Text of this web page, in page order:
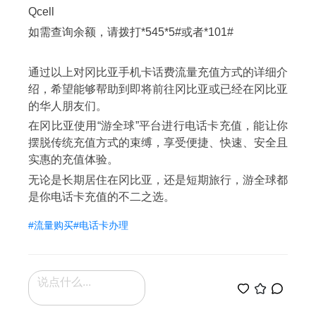
Qcell
如需查询余额，请拨打*545*5#或者*101#
通过以上对冈比亚手机卡话费流量充值方式的详细介
绍，希望能够帮助到即将前往冈比亚或已经在冈比亚
的华人朋友们。
在冈比亚使用“游全球”平台进行电话卡充值，能让你
摆脱传统充值方式的束缚，享受便捷、快速、安全且
实惠的充值体验。
无论是长期居住在冈比亚，还是短期旅行，游全球都
是你电话卡充值的不二之选。
#流量购买#电话卡办理